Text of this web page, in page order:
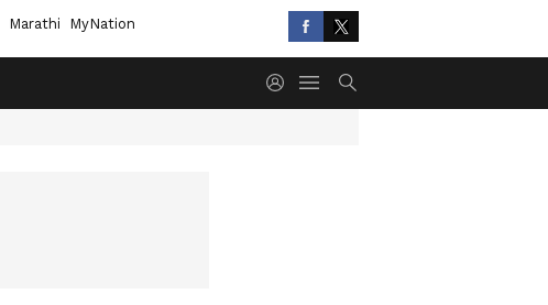
Marathi MyNation